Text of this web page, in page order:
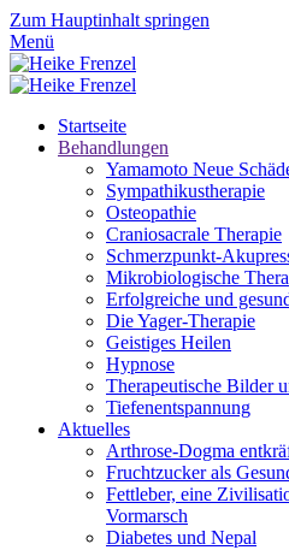
Zum Hauptinhalt springen
Menü
Startseite
Behandlungen
Yamamoto Neue
Sympathikustherapie
Osteopathie
Craniosacrale Therapie
Schmerzpunkt-
Mikrobiologische
Erfolgreiche und
Die Yager-Therapie
Geistiges Heilen
Hypnose
Therapeutische Bilder
Tiefenentspannung
Aktuelles
Arthrose-Dogma
Fruchtzucker als
Fettleber, eine
Vormarsch
Diabetes und Nepal